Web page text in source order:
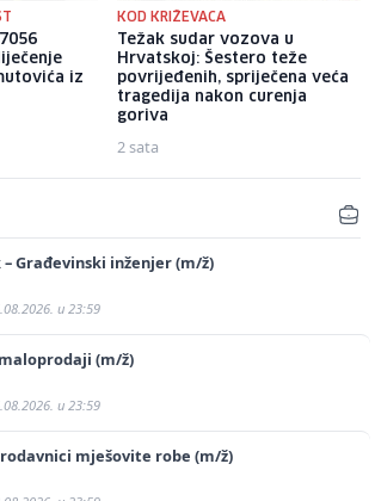
iz
KOD KRIŽEVACA
Težak sudar vozova u
Hrvatskoj: Šestero teže
povrijeđenih, spriječena veća
tragedija nakon curenja
goriva
2 sata
Građevinski inženjer (m/ž)
u 23:59
(m/ž)
u 23:59
mješovite robe (m/ž)